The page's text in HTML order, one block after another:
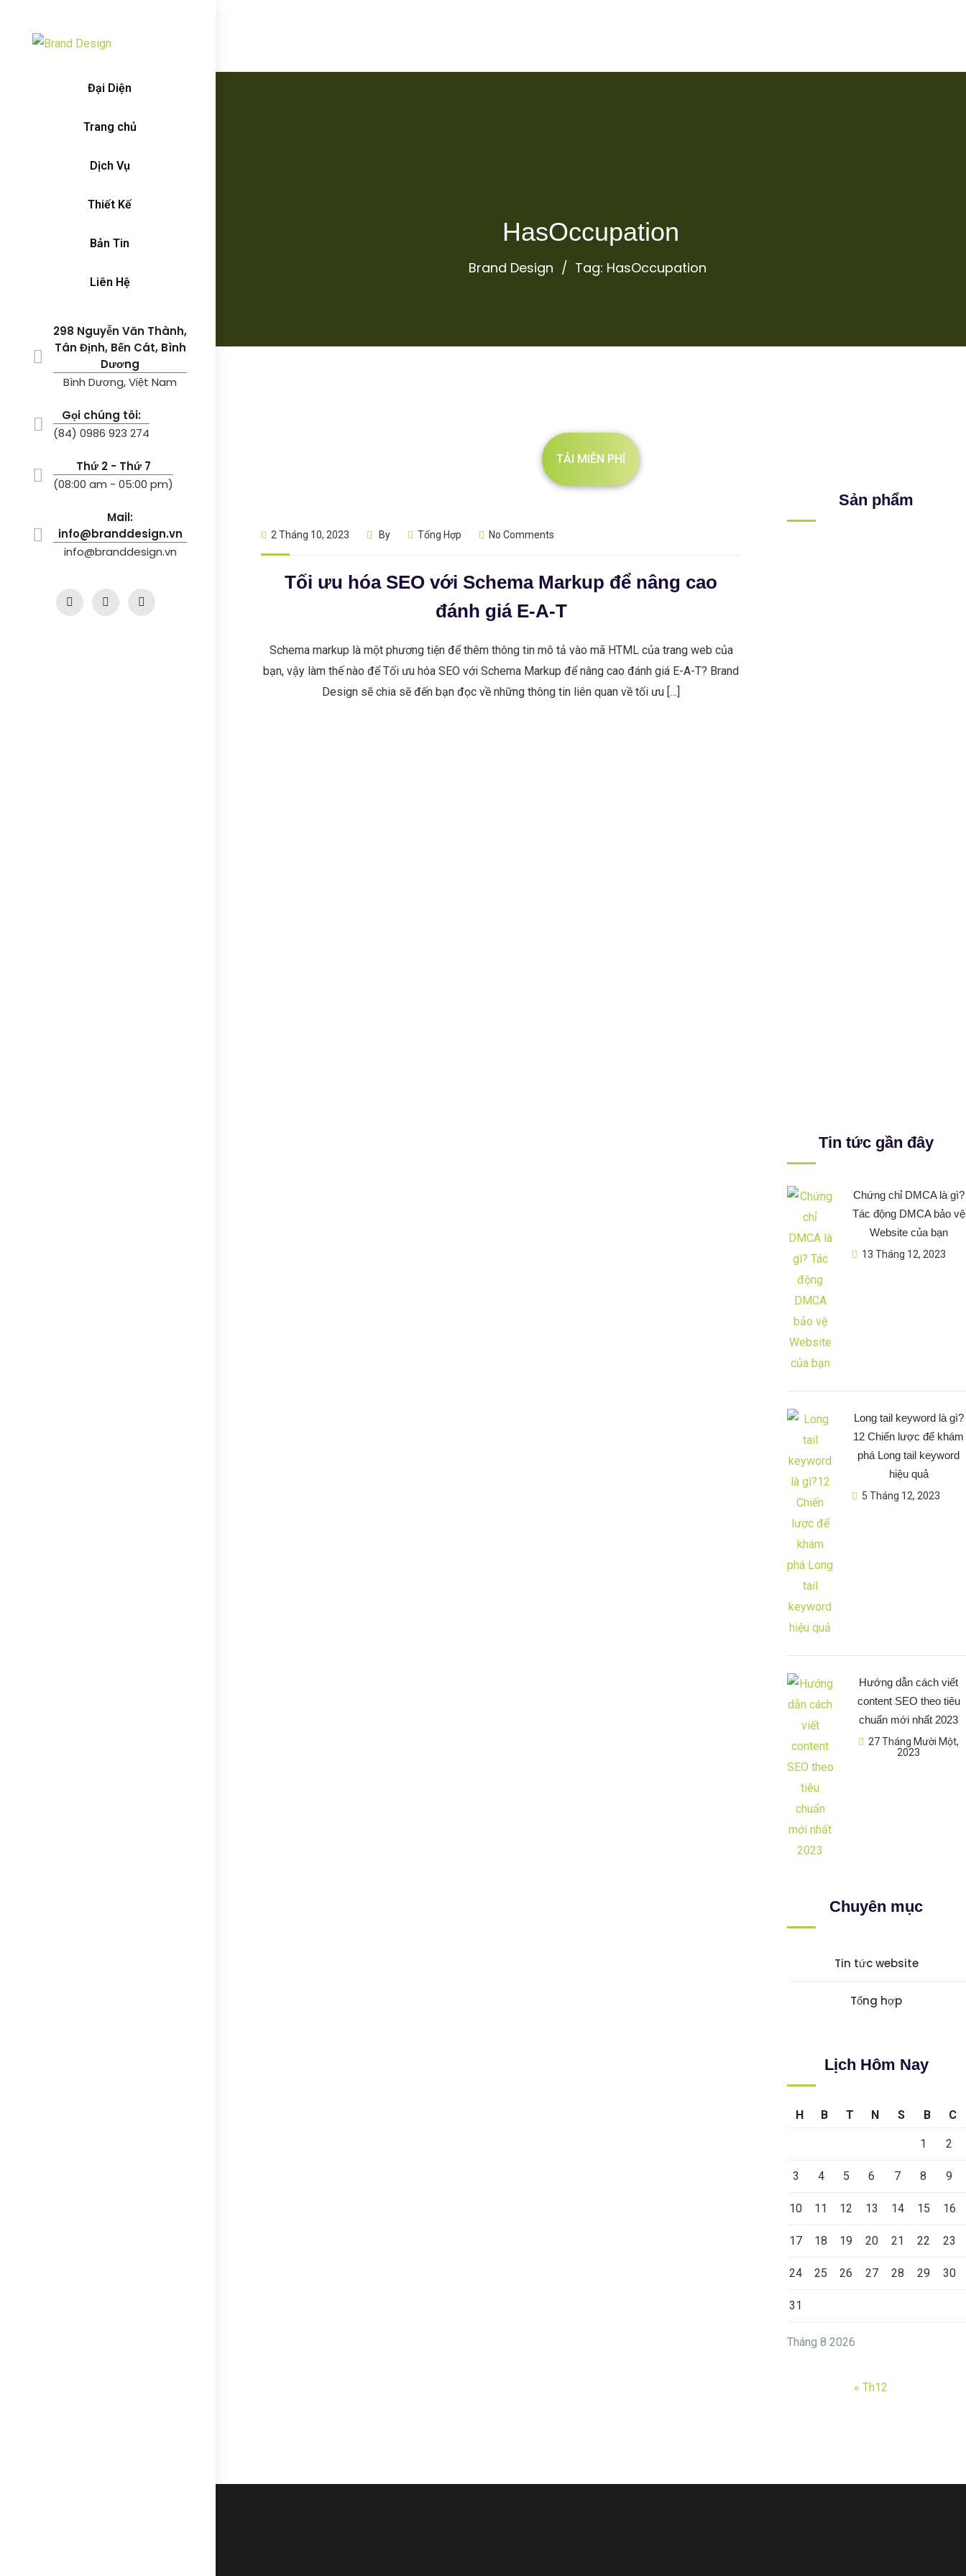
Đại Diện
Trang chủ
Dịch Vụ
Thiết Kế
Bản Tin
Liên Hệ
298 Nguyễn Văn Thành,
Tân Định, Bến Cát, Bình
Dương
Bình Dương, Việt Nam
Gọi chúng tôi:
(84) 0986 923 274
Thứ 2 - Thứ 7
(08:00 am - 05:00 pm)
Mail:
info@branddesign.vn
info@branddesign.vn
HasOccupation
Brand Design Tag: HasOccupation
TẢI MIỄN PHÍ
2 Tháng 10, 2023 By Tổng Hợp No Comments
Tối ưu hóa SEO với Schema Markup để nâng cao
đánh giá E-A-T
Schema markup là một phương tiện để thêm thông tin mô tả vào mã HTML của trang web của
bạn, vậy làm thế nào để Tối ưu hóa SEO với Schema Markup để nâng cao đánh giá E-A-T? Brand
Design sẽ chia sẽ đến bạn đọc về những thông tin liên quan về tối ưu […]
Sản phẩm
Tin tức gần đây
Chứng chỉ DMCA là gì?
Tác động DMCA bảo vệ
Website của bạn
13 Tháng 12, 2023
Long tail keyword là gì?
12 Chiến lược để khám
phá Long tail keyword
hiệu quả
5 Tháng 12, 2023
Hướng dẫn cách viết
content SEO theo tiêu
chuẩn mới nhất 2023
27 Tháng Mười Một,
2023
Chuyên mục
Tin tức website
Tổng hợp
Lịch Hôm Nay
Tháng 8 2026
H B T N S B C
1 2
3 4 5 6 7 8 9
10 11 12 13 14 15 16
17 18 19 20 21 22 23
24 25 26 27 28 29 30
31
« Th12